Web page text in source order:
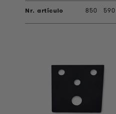
850 590